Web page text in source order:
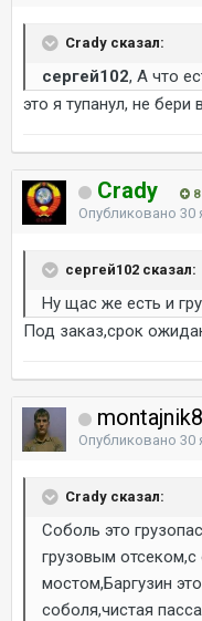
Crady сказал:
сергей102, А что
это я тупанул, не бери
Crady
Опубликовано 30
сергей102 сказал:
Ну щас же есть и
Под заказ,срок
Опубликовано 30
Crady сказал:
Соболь это
грузовым
мостом,Баргузин
соболя,чистая